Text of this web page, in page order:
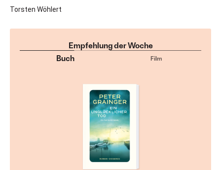
Torsten Wöhlert
Empfehlung der Woche
Buch
Film